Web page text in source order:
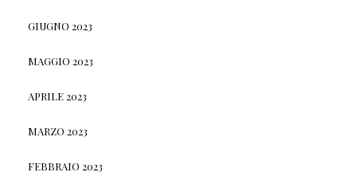
GIUGNO 2023
MAGGIO 2023
APRILE 2023
MARZO 2023
FEBBRAIO 2023